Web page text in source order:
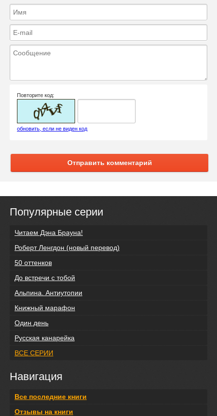
Повторите код:
обновить, если не виден код
Отправить комментарий
Популярные серии
Читаем Дэна Брауна!
Роберт Ленгдон (новый перевод)
50 оттенков
До встречи с тобой
Альпина. Антиутопии
Книжный марафон
Один день
Русская канарейка
ВСЕ СЕРИИ
Навигация
Все последние книги
Отзывы на книги